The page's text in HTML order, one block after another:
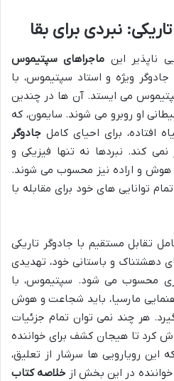
نبردی برای بقا
ناپذیر این ماجراهای سپتیموس
جادوگر ویژه و استاد سپتیموس، با
می ایستد. آن ها در چندین
او روبرو می شوند. سایمون، که
افتاده، برای احیای کامل جادوگر
نمی کند. نبردها نه تنها فیزیکی و
هوش و اراده نیز محسوب می شوند.
توانایی های خود برای مقابله با
تقابل مستقیم با جادوگر تاریکی
دهشتناک و باستانی خود، تهدیدی
محسوب می شود. سپتیموس، با
مارسیا، باید شجاعت و هوش
گیرد. هر چند نمی توان تمام جزئیات
کرد تا هیجان کشف برای خواننده
رویارویی ها سرشار از تعلیق،
در این بخش از خلاصه کتاب